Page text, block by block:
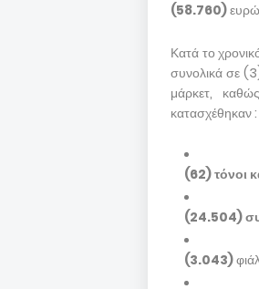
(58.760)
Κατά το
συνολικά σε
μάρκετ,
κατασχέθηκαν :
(62) τόνοι
(24.504)
(3.043)